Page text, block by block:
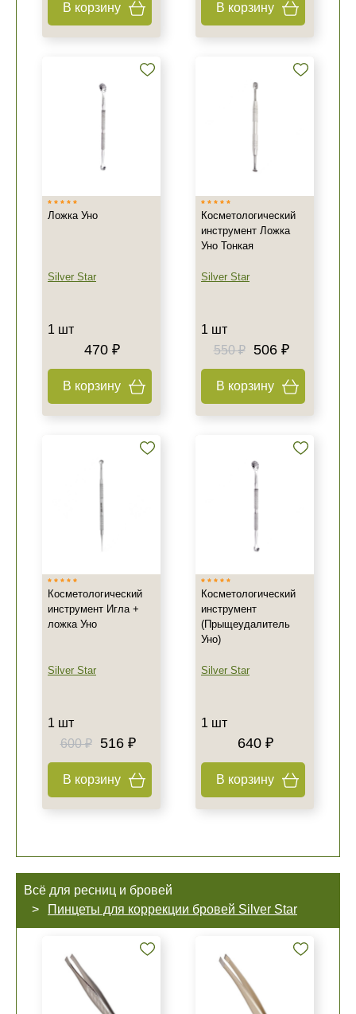
В корзину В корзину
Ложка Уно
Silver Star
1 шт
470 ₽
В корзину
Косметологический
инструмент Ложка
Уно Тонкая
Silver Star
1 шт
550 ₽
506 ₽
В корзину
Косметологический
инструмент Игла +
ложка Уно
Silver Star
1 шт
600 ₽
516 ₽
В корзину
Косметологический
инструмент
(Прыщеудалитель
Уно)
Silver Star
1 шт
640 ₽
В корзину
Всё для ресниц и бровей
Пинцеты для коррекции бровей Silver Star